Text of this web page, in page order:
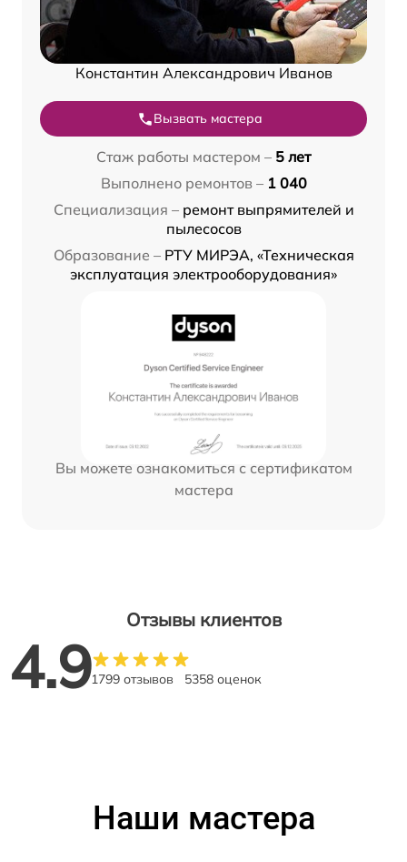
Константин Александрович Иванов
Вызвать мастера
Стаж работы мастером – 5 лет
Выполнено ремонтов – 1 040
Специализация – ремонт выпрямителей и
пылесосов
Образование – РТУ МИРЭА, «Техническая
эксплуатация электрооборудования»
Вы можете ознакомиться с сертификатом
мастера
Отзывы клиентов
4.91799 отзывов 5358 оценок
Наши мастера